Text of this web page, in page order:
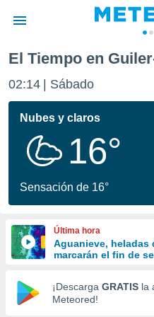
de
por
se
calidad.
a este
las
y
forma
digital
basada
El Tiempo en
02:14 Sábado
Nubes y claros
16°
Sensación de 16°
Última hora
Aguanieve, heladas
marcarán el fin de
¡Descarga GRATIS la
Meteored!